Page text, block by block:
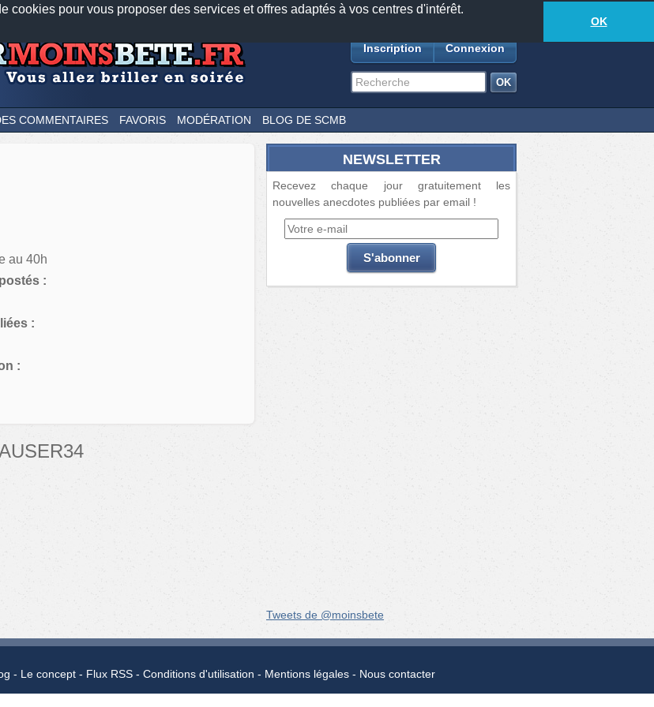
pour vous proposer des services et offres adaptés à vos centres d'intérêt.
OK
Nos applications mobiles Newsletter Facebook
TwitterFeeds18877anecdotes-258lecteurs connectés
Inscription Connexion
COMMENTAIRES FAVORIS MODÉRATION BLOG DE SCMB
au 40h
:
:
:
NEWSLETTER
Recevez chaque jour gratuitement les
nouvelles anecdotes publiées par email !
Tweets de @moinsbete
Le concept Flux RSS Conditions d'utilisation Mentions légales Nous contacter